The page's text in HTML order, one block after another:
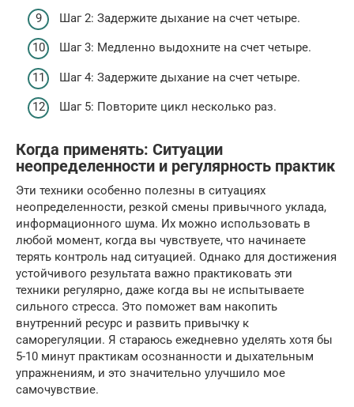
Шаг 2: Задержите дыхание на счет четыре.
Шаг 3: Медленно выдохните на счет четыре.
Шаг 4: Задержите дыхание на счет четыре.
Шаг 5: Повторите цикл несколько раз.
Когда применять: Ситуации
неопределенности и регулярность практик
Эти техники особенно полезны в ситуациях
неопределенности, резкой смены привычного уклада,
информационного шума. Их можно использовать в
любой момент, когда вы чувствуете, что начинаете
терять контроль над ситуацией. Однако для достижения
устойчивого результата важно практиковать эти
техники регулярно, даже когда вы не испытываете
сильного стресса. Это поможет вам накопить
внутренний ресурс и развить привычку к
саморегуляции. Я стараюсь ежедневно уделять хотя бы
5-10 минут практикам осознанности и дыхательным
упражнениям, и это значительно улучшило мое
самочувствие.